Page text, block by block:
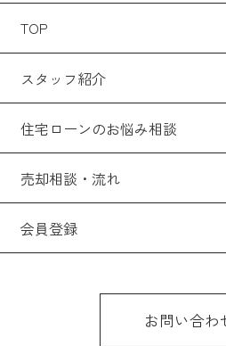
TOP
スタッフ紹介
住宅ローンのお悩み相談
売却相談・流れ
会員登録
お問い合わ